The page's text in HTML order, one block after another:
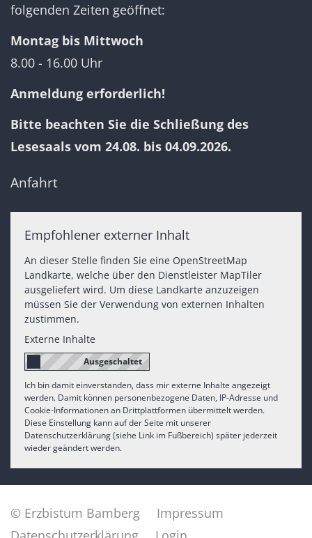
folgenden Zeiten geöffnet:
Montag bis Mittwoch
8.00 - 16.00 Uhr
Anmeldung erforderlich!
Bitte beachten Sie die Schließung des
Lesesaals vom 24.08. bis 04.09.2026.
Anfahrt
Empfohlener externer Inhalt
An dieser Stelle finden Sie eine OpenStreetMap
Landkarte, welche über den Dienstleister MapTiler
ausgeliefert wird. Um diese Landkarte anzuzeigen
müssen Sie der Verwendung von externen Inhalten
zustimmen.
Externe Inhalte
Ich bin damit einverstanden, dass mir externe Inhalte angezeigt
werden. Damit können personenbezogene Daten, IP-Adresse und
Cookie-Informationen an Drittplattformen übermittelt werden.
Diese Einstellung kann auf der Seite mit unserer
Datenschutzerklärung (siehe Link im Fußbereich) später jederzeit
wieder geändert werden.
© Erzbistum Bamberg
Impressum